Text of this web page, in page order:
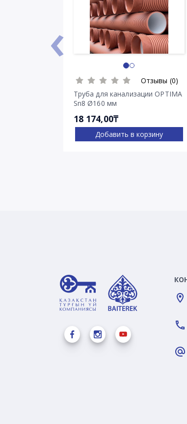
Отзывы (0)
Труба для канализации OPTIMA
Sn8 Ø160 мм
18 174,00₸
Добавить в корзину
‹